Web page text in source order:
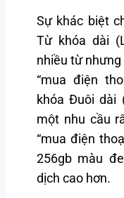
Sự khác biệt
Từ khóa dài
nhiều từ nhưng
“mua điện
khóa Đuôi dài
một nhu cầu
“mua điện
256gb màu
dịch cao hơn.